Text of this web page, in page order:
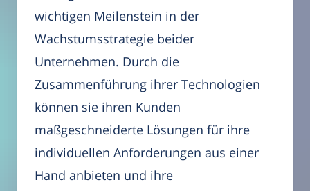
wichtigen Meilenstein in der
Wachstumsstrategie beider
Unternehmen. Durch die
Zusammenführung ihrer Technologien
können sie ihren Kunden
maßgeschneiderte Lösungen für ihre
individuellen Anforderungen aus einer
Hand anbieten und ihre